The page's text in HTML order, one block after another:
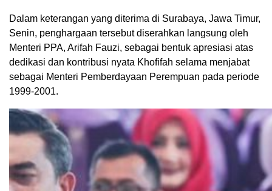
Dalam keterangan yang diterima di Surabaya, Jawa Timur,
Senin, penghargaan tersebut diserahkan langsung oleh
Menteri PPA, Arifah Fauzi, sebagai bentuk apresiasi atas
dedikasi dan kontribusi nyata Khofifah selama menjabat
sebagai Menteri Pemberdayaan Perempuan pada periode
1999-2001.